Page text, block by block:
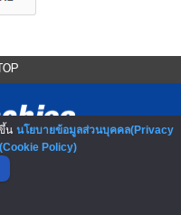
น นโยบายข้อมูลส่วนบุคคล(Privacy
Policy)